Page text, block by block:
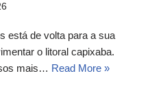
está de volta para a sua
o litoral capixaba.
mais… Read More »